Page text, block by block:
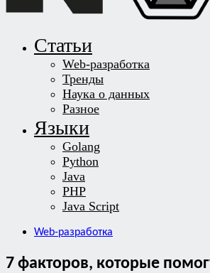
Статьи
Web-разработка
Тренды
Наука о данных
Разное
Языки
Golang
Python
Java
PHP
Java Script
Web-разработка
7 факторов, которые